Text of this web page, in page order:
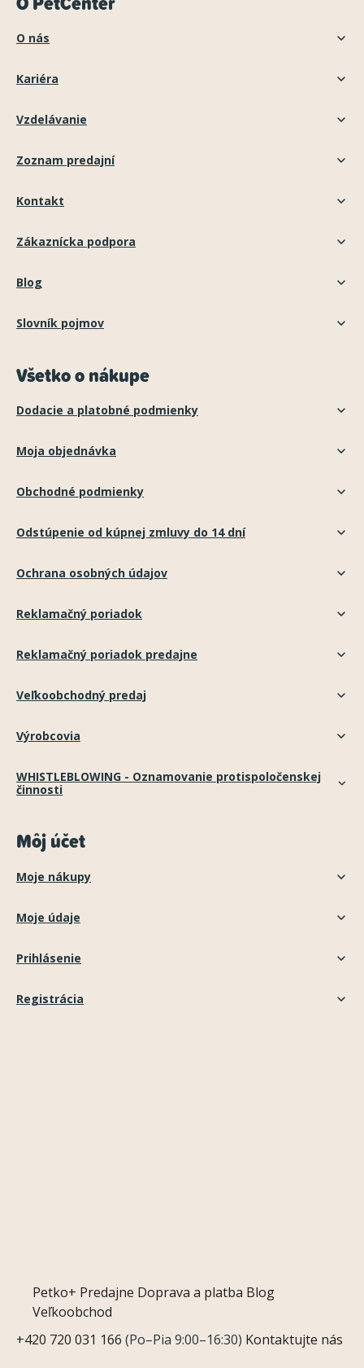
O nás
Kariéra
Vzdelávanie
Zoznam predajní
Kontakt
Zákaznícka podpora
Blog
Slovník pojmov
Všetko o nákupe
Dodacie a platobné podmienky
Moja objednávka
Obchodné podmienky
Odstúpenie od kúpnej zmluvy do 14 dní
Ochrana osobných údajov
Reklamačný poriadok
Reklamačný poriadok predajne
Veľkoobchodný predaj
Výrobcovia
WHISTLEBLOWING - Oznamovanie protispoločenskej
činnosti
Môj účet
Moje nákupy
Moje údaje
Prihlásenie
Registrácia
Petko+ Predajne Doprava a platba Blog
Veľkoobchod
+420 720 031 166 (Po–Pia 9:00–16:30) Kontaktujte nás